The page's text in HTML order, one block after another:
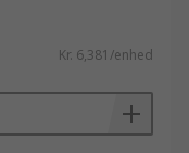
Kr. 6,381/enhed